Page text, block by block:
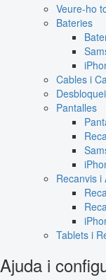
Veure-ho
Bateries
Cables i
Pantalles
Recanvis i
Tablets i
Ajuda i